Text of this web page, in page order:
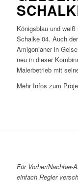
Königsblau und
Schalke 04. Auch
Amigonianer in
neu in dieser
Malerbetrieb mit
Mehr Infos zum
Für Vorher/Nachher-
einfach Regler